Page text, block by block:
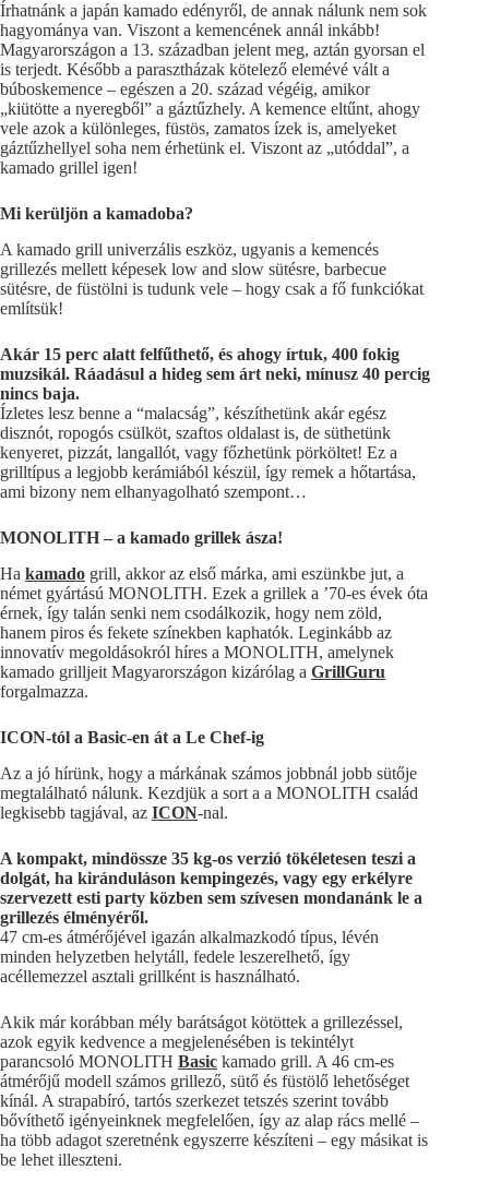
Írhatnánk a japán kamado edényről, de annak nálunk nem sok
hagyománya van. Viszont a kemencének annál inkább!
Magyarországon a 13. században jelent meg, aztán gyorsan el
is terjedt. Később a parasztházak kötelező elemévé vált a
búboskemence – egészen a 20. század végéig, amikor
„kiütötte a nyeregből” a gáztűzhely. A kemence eltűnt, ahogy
vele azok a különleges, füstös, zamatos ízek is, amelyeket
gáztűzhellyel soha nem érhetünk el. Viszont az „utóddal”, a
kamado grillel igen!
Mi kerüljön a kamadoba?
A kamado grill univerzális eszköz, ugyanis a kemencés
grillezés mellett képesek low and slow sütésre, barbecue
sütésre, de füstölni is tudunk vele – hogy csak a fő funkciókat
említsük!
Akár 15 perc alatt felfűthető, és ahogy írtuk, 400 fokig
muzsikál. Ráadásul a hideg sem árt neki, mínusz 40 percig
nincs baja.
Ízletes lesz benne a “malacság”, készíthetünk akár egész
disznót, ropogós csülköt, szaftos oldalast is, de süthetünk
kenyeret, pizzát, langallót, vagy főzhetünk pörköltet! Ez a
grilltípus a legjobb kerámiából készül, így remek a hőtartása,
ami bizony nem elhanyagolható szempont…
MONOLITH – a kamado grillek ásza!
Ha kamado grill, akkor az első márka, ami eszünkbe jut, a
német gyártású MONOLITH. Ezek a grillek a ’70-es évek óta
érnek, így talán senki nem csodálkozik, hogy nem zöld,
hanem piros és fekete színekben kaphatók. Leginkább az
innovatív megoldásokról híres a MONOLITH, amelynek
kamado grilljeit Magyarországon kizárólag a GrillGuru
forgalmazza.
ICON-tól a Basic-en át a Le Chef-ig
Az a jó hírünk, hogy a márkának számos jobbnál jobb sütője
megtalálható nálunk. Kezdjük a sort a a MONOLITH család
legkisebb tagjával, az ICON-nal.
A kompakt, mindössze 35 kg-os verzió tökéletesen teszi a
dolgát, ha kiránduláson kempingezés, vagy egy erkélyre
szervezett esti party közben sem szívesen mondanánk le a
grillezés élményéről.
47 cm-es átmérőjével igazán alkalmazkodó típus, lévén
minden helyzetben helytáll, fedele leszerelhető, így
acéllemezzel asztali grillként is használható.
Akik már korábban mély barátságot kötöttek a grillezéssel,
azok egyik kedvence a megjelenésében is tekintélyt
parancsoló MONOLITH Basic kamado grill. A 46 cm-es
átmérőjű modell számos grillező, sütő és füstölő lehetőséget
kínál. A strapabíró, tartós szerkezet tetszés szerint tovább
bővíthető igényeinknek megfelelően, így az alap rács mellé –
ha több adagot szeretnénk egyszerre készíteni – egy másikat is
be lehet illeszteni.